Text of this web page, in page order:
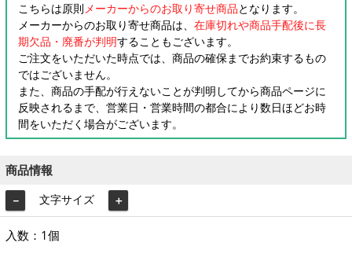
こちらは原則メーカーからのお取り寄せ商品となります。
メーカーからのお取り寄せ商品は、 在庫切れや商品手配後に長
期欠品・廃番が判明することもございます。
ご注文をいただいた時点では、商品の確保までお約束するもの
ではございません。
また、商品の手配が行えないことが判明してから商品ページに
反映されるまで、営業日・営業時間の都合により数日ほどお時
間をいただく場合がございます。
商品情報
－ 文字サイズ ＋
入数：1個